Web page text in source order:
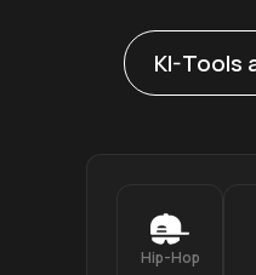
KI-Tools
Hip-Hop